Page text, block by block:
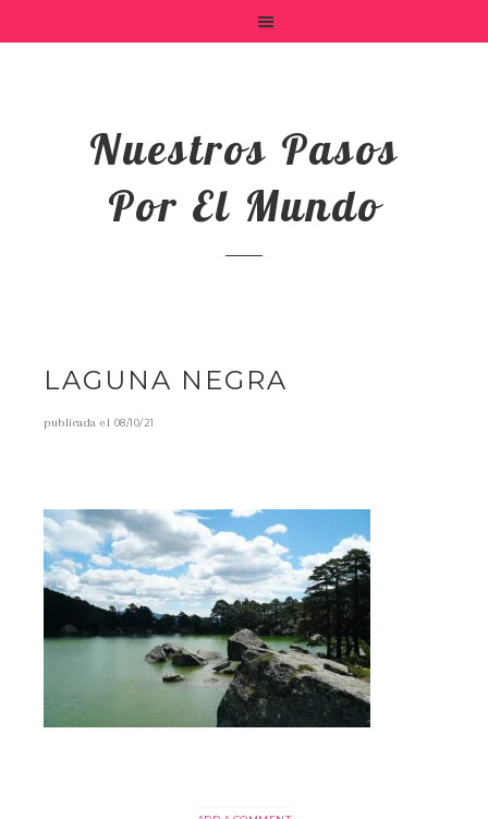
Nuestros Pasos
Por El Mundo
LAGUNA NEGRA
publicada el 08/10/21